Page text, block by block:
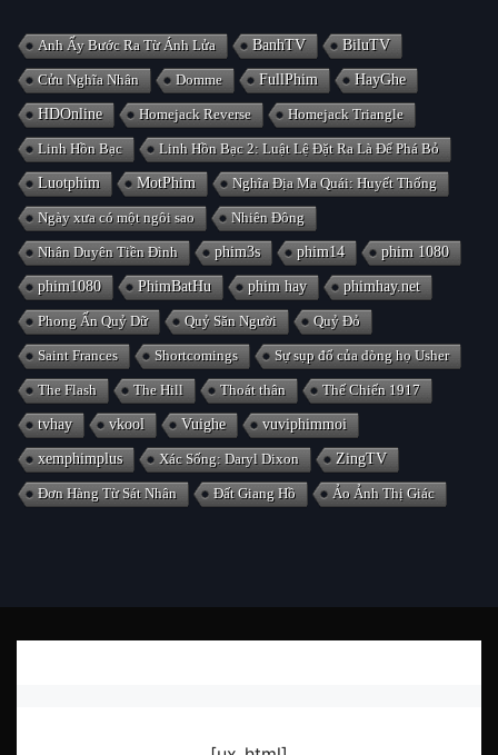
Anh Ấy Bước Ra Từ Ánh Lửa BanhTV BiluTV
Cửu Nghĩa Nhân Domme FullPhim HayGhe
HDOnline Homejack Reverse Homejack Triangle
Linh Hồn Bạc Linh Hồn Bạc 2: Luật Lệ Đặt Ra Là Để Phá Bỏ
Luotphim MotPhim Nghĩa Địa Ma Quái: Huyết Thống
Ngày xưa có một ngôi sao Nhiên Đông
Nhân Duyên Tiền Đình phim3s phim14 phim 1080
phim1080 PhimBatHu phim hay phimhay.net
Phong Ấn Quỷ Dữ Quỷ Săn Người Quỷ Đỏ
Saint Frances Shortcomings Sự sụp đổ của dòng họ Usher
The Flash The Hill Thoát thân Thế Chiến 1917
tvhay vkool Vuighe vuviphimmoi
xemphimplus Xác Sống: Daryl Dixon ZingTV
Đơn Hàng Từ Sát Nhân Đất Giang Hồ Ảo Ảnh Thị Giác